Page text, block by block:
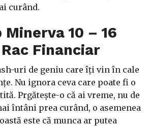
curând.
Minerva 10 – 16
Financiar
uri de geniu care îți vin în cale
Nu ignora ceva care poate fi o
Prgătește-o că ai vreme, nu de
întâni prea curând, o asemenea
este că munca ar putea